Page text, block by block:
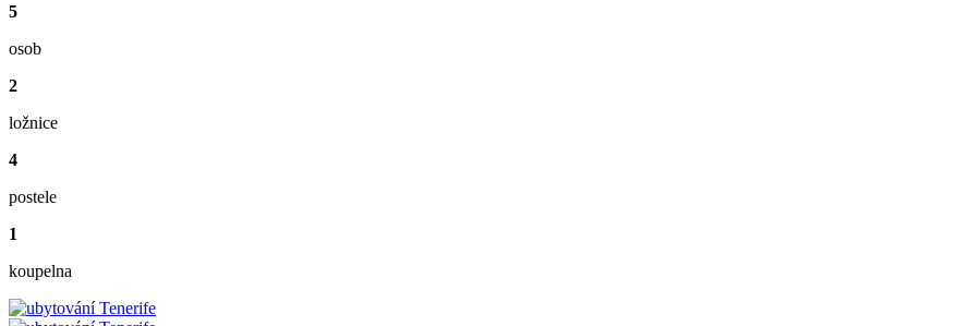
5
osob
2
ložnice
4
postele
1
koupelna